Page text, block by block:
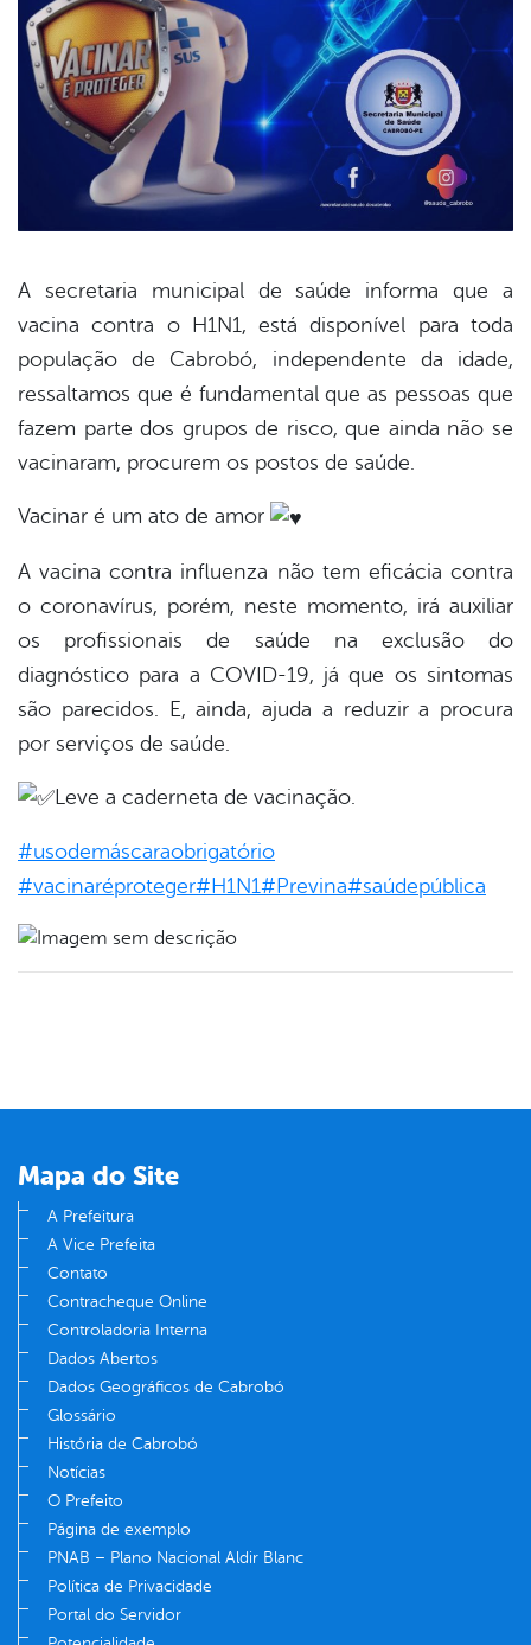
A secretaria municipal de saúde informa que a
vacina contra o H1N1, está disponível para toda
população de Cabrobó, independente da idade,
ressaltamos que é fundamental que as pessoas que
fazem parte dos grupos de risco, que ainda não se
vacinaram, procurem os postos de saúde.
Vacinar é um ato de amor
A vacina contra influenza não tem eficácia contra
o coronavírus, porém, neste momento, irá auxiliar
os profissionais de saúde na exclusão do
diagnóstico para a COVID-19, já que os sintomas
são parecidos. E, ainda, ajuda a reduzir a procura
por serviços de saúde.
Leve a caderneta de vacinação.
#usodemáscaraobrigatório
#vacinaréproteger#H1N1#Previna#saúdepública
Mapa do Site
A Prefeitura
A Vice Prefeita
Contato
Contracheque Online
Controladoria Interna
Dados Abertos
Dados Geográficos de Cabrobó
Glossário
História de Cabrobó
Notícias
O Prefeito
Página de exemplo
PNAB – Plano Nacional Aldir Blanc
Política de Privacidade
Portal do Servidor